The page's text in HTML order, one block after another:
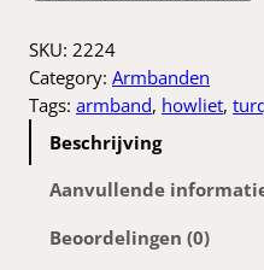
n
k
e
j
r
i
r
q
u
o
SKU: 2224
Category: Armbanden
Tags: armband, howliet,
Beschrijving
Aanvullende
Beoordelingen (0)